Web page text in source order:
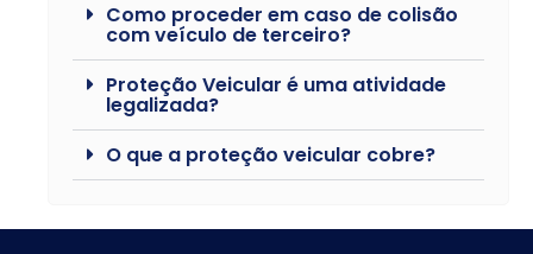
Como proceder em caso de colisão
com veículo de terceiro?
Proteção Veicular é uma atividade
legalizada?
O que a proteção veicular cobre?